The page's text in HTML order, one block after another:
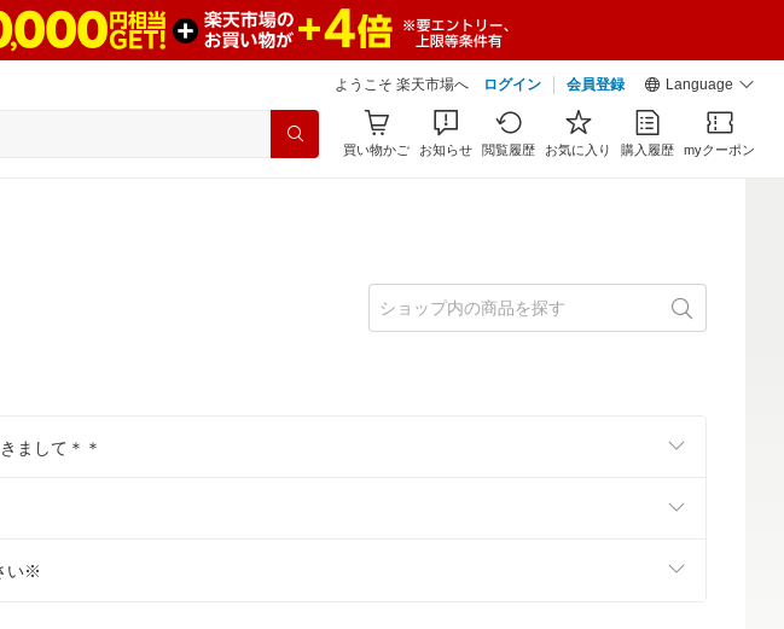
ようこそ 楽天市場へ ログイン 会員登録 Language
買い物かご お知らせ 閲覧履歴 お気に入り 購入履歴 myクーポン
まして＊＊
い※